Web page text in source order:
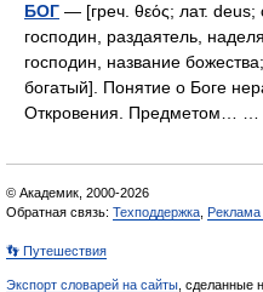
БОГ — [греч. θεός; лат. deus;
господин, раздаятель,
господин, название
богатый]. Понятие о Боге
Откровения. Предметом… …
© Академик, 2000-2026
Обратная связь: Техподдержка Реклама
👣 Путешествия
Экспорт словарей на сайты , сделанные